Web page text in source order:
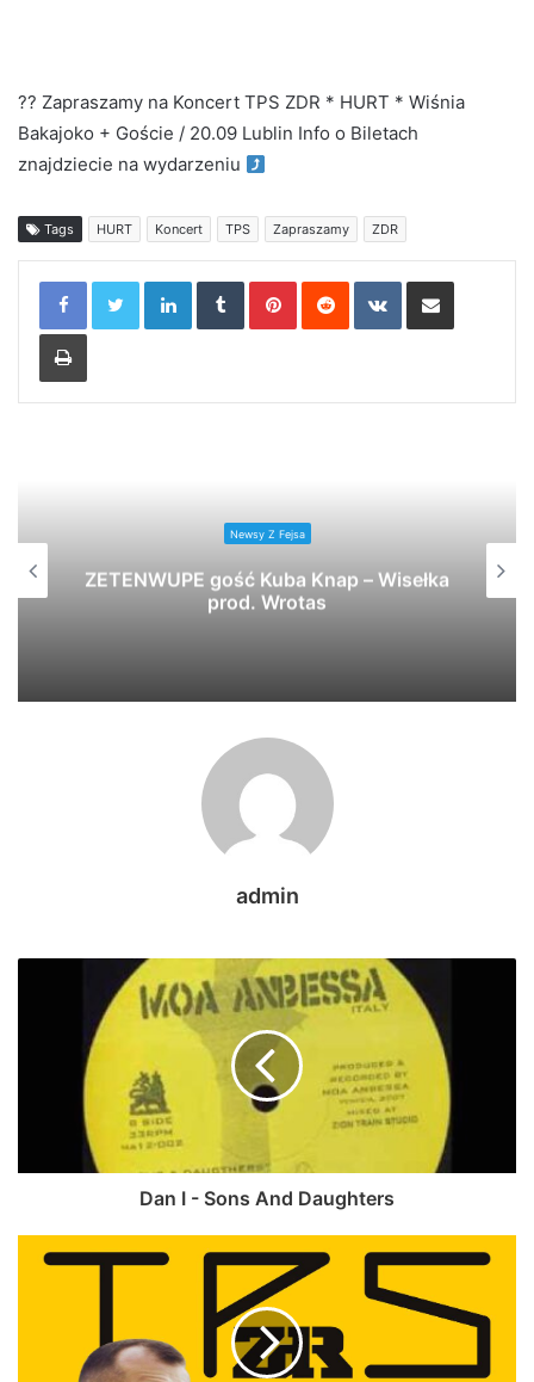
?? Zapraszamy na Koncert TPS ZDR * HURT * Wiśnia
Bakajoko + Goście / 20.09 Lublin Info o Biletach
znajdziecie na wydarzeniu
Tags HURT Koncert TPS Zapraszamy ZDR
LinkedInTumblrPinterestReddit VKontakteShare via Email
Print
Newsy Z Fejsa
ZETENWUPE gość Kuba Knap – Wisełka
prod. Wrotas
admin
Dan I - Sons And Daughters